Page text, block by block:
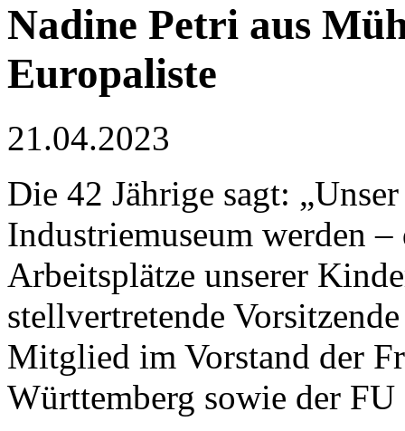
Nadine Petri aus
Europaliste
21.04.2023
Die 42 Jährige sagt:
Industriemuseum werden
Arbeitsplätze unserer
stellvertretende
Mitglied im Vorstand der
Württemberg sowie der